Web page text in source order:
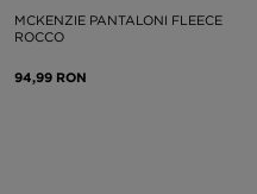
MCKENZIE PANTALONI FLEECE
ROCCO
94,99 RON